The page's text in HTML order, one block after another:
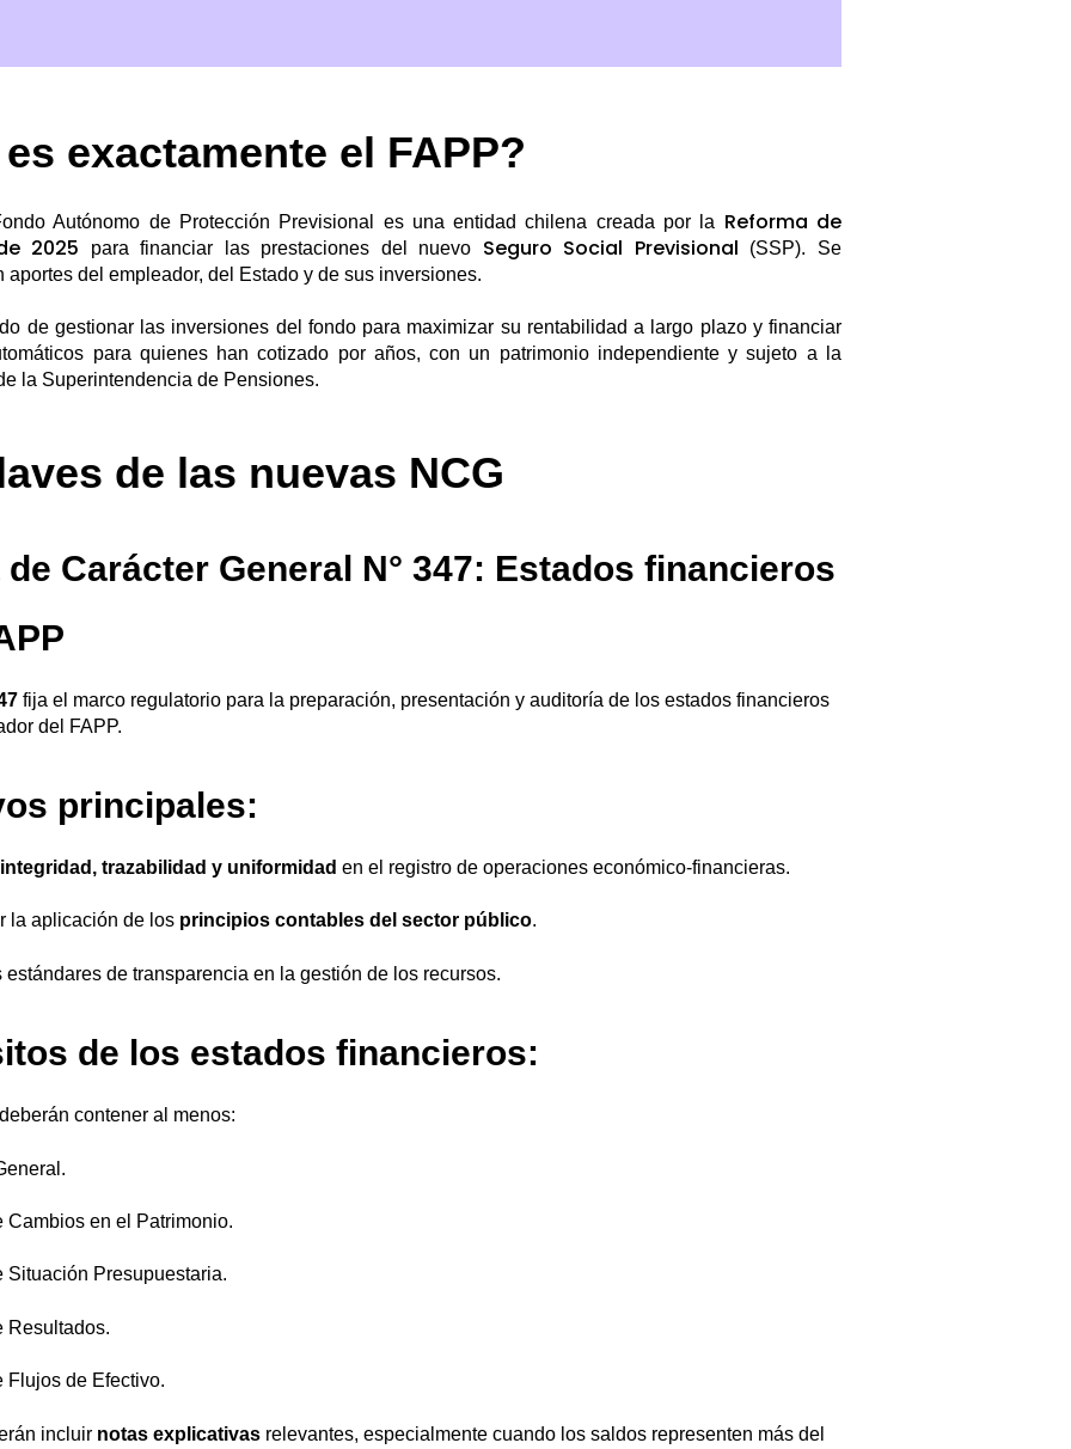
exactamente el FAPP?
Autónomo de Protección Previsional es una entidad chilena creada por la Reforma de
2025 para financiar las prestaciones del nuevo Seguro Social Previsional (SSP). Se
aportes del empleador, del Estado y de sus inversiones.
de gestionar las inversiones del fondo para maximizar su rentabilidad a largo plazo y financiar
para quienes han cotizado por años, con un patrimonio independiente y sujeto a la
la Superintendencia de Pensiones.
de las nuevas NCG
de Carácter General N° 347: Estados financieros
fija el marco regulatorio para la preparación, presentación y auditoría de los estados financieros
del FAPP.
principales:
integridad, trazabilidad y uniformidad en el registro de operaciones económico-financieras.
la aplicación de los principios contables del sector público.
estándares de transparencia en la gestión de los recursos.
de los estados financieros:
contener al menos:
Cambios en el Patrimonio.
Situación Presupuestaria.
Resultados.
Flujos de Efectivo.
incluir notas explicativas relevantes, especialmente cuando los saldos representen más del